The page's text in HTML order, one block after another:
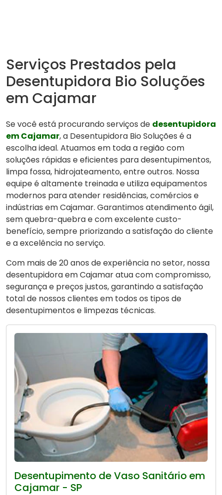
Serviços Prestados pela
Desentupidora Bio Soluções
em Cajamar
Se você está procurando serviços de desentupidora
em Cajamar, a Desentupidora Bio Soluções é a
escolha ideal. Atuamos em toda a região com
soluções rápidas e eficientes para desentupimentos,
limpa fossa, hidrojateamento, entre outros. Nossa
equipe é altamente treinada e utiliza equipamentos
modernos para atender residências, comércios e
indústrias em Cajamar. Garantimos atendimento ágil,
sem quebra-quebra e com excelente custo-
benefício, sempre priorizando a satisfação do cliente
e a excelência no serviço.
Com mais de 20 anos de experiência no setor, nossa
desentupidora em Cajamar atua com compromisso,
segurança e preços justos, garantindo a satisfação
total de nossos clientes em todos os tipos de
desentupimentos e limpezas técnicas.
Desentupimento de Vaso Sanitário em
Cajamar - SP